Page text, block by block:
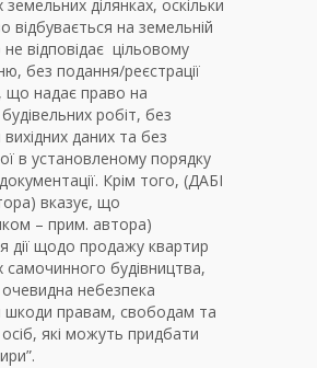
земельних ділянках, оскільки
відбувається на земельній
не відповідає цільовому
без подання/реєстрації
що надає право на
робіт, без
даних та без
в установленому порядку
Крім того, (ДАБІ
вказує, що
– прим. автора)
дії щодо продажу квартир
самочинного будівництва,
очевидна небезпека
шкоди правам, свободам та
які можуть придбати